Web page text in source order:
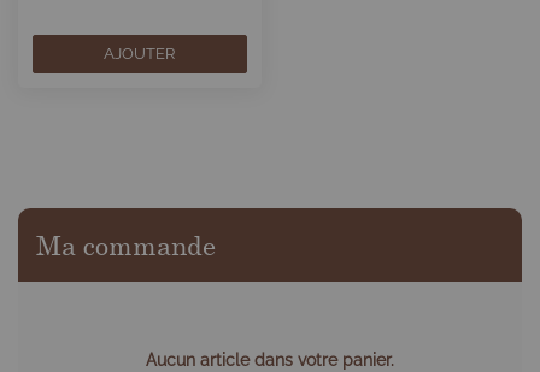
AJOUTER
Ma commande
Aucun article dans votre panier.